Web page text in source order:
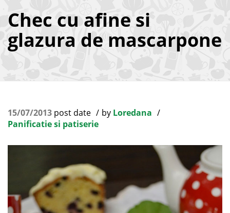
Chec cu afine si
glazura de mascarpone
15/07/2013 post date by Loredana
Panificatie si patiserie